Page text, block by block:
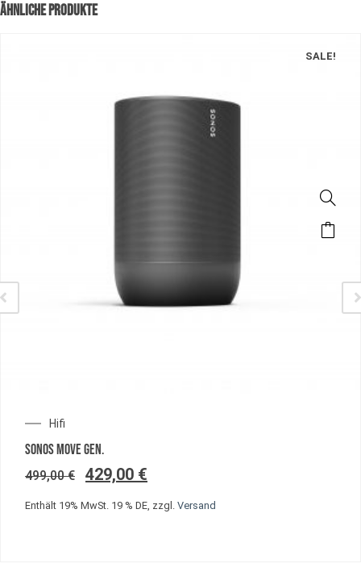
ÄHNLICHE PRODUKTE
SALE!
Hifi
SONOS MOVE GEN.
499,00€ 429,00 €
Enthält 19% MwSt. 19 % DE, zzgl. Versand